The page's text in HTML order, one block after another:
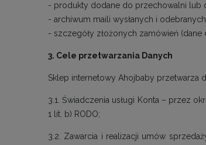
- produkty dodane do przechowalni lub
- archiwum maili wysłanych i odebranych
- szczegóły złożonych zamówień
3. Cele przetwarzania Danych
Sklep internetowy Ahojbaby przetwarza
3.1. Świadczenia usługi Konta – przez
1 lit. b) RODO;
3.2. Zawarcia i realizacji umów